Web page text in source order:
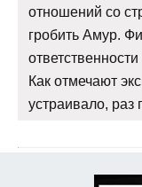
отношений со
гробить Амур.
Как отмечают
устраивало, раз